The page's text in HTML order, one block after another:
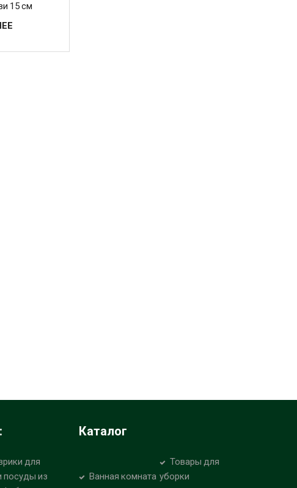
15 см
для
посуды из
Каталог
Ванная комната
Товары для
уборки